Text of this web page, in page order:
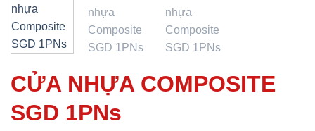
CỬA NHỰA COMPOSITE
SGD 1PNs